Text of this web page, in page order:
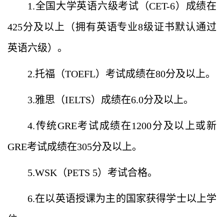
1.全国大学英语六级考试（CET-6）成绩在
425分及以上（拥有英语专业8级证书默认通过
英语六级）。
2.托福（TOEFL）考试成绩在80分及以上。
3.雅思（IELTS）成绩在6.0分及以上。
4.传统GRE考试成绩在1200分及以上或新
GRE考试成绩在305分及以上。
5.WSK（PETS 5）考试合格。
6.在以英语授课为主的国家获得学士以上学